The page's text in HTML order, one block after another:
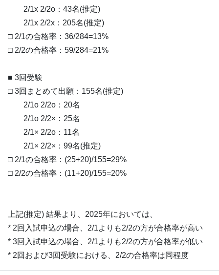
2/1x 2/2o：43名(推定)
2/1x 2/2x：205名(推定)
□ 2/1の合格率：36/284=13%
□ 2/2の合格率：59/284=21%
■ 3回受験
□ 3回まとめて出願：155名(推定)
2/1o 2/2o：20名
2/1o 2/2×：25名
2/1× 2/2o：11名
2/1× 2/2×：99名(推定)
□ 2/1の合格率：(25+20)/155=29%
□ 2/2の合格率：(11+20)/155=20%
上記(推定) 結果より、2025年においては、
* 2回入試申込の場合、2/1よりも2/2の方が合格率が高い
* 3回入試申込の場合、2/1よりも2/2の方が合格率が低い
* 2回および3回受験における、2/2の合格率は同程度